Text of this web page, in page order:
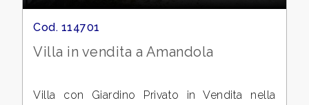
Cod. 114701
Villa in vendita a Amandola
Villa con Giardino Privato in Vendita nella